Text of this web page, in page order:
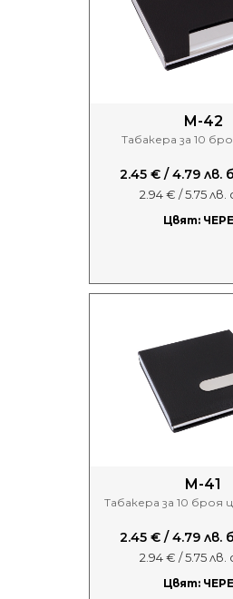
M-42
Табакера за 10
2.45 € / 4.79 лв.
2.94 € / 5.75
Цвят:
M-41
Табакера за 10 броя
2.45 € / 4.79 лв.
2.94 € / 5.75
Цвят: